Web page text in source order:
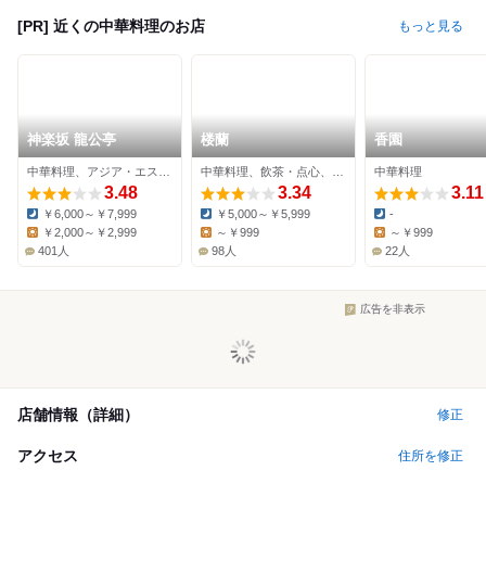
[PR] 近くの中華料理のお店 もっと見る
神楽坂 龍公亭
3.48
Dinner:
￥6,000～￥7,999
￥2,000～￥2,999
401人
楼蘭
3.34
Dinner:
￥5,000～￥5,999
Lunch:
～￥999
98人
香園
中華料理
3.11
Dinner:
-
Lunch:
～￥999
22人
広告を非表示
店舗情報（詳細） 修正
アクセス 住所を修正